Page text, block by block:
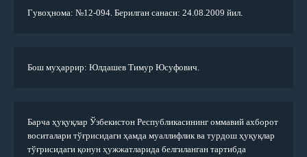
Гувоҳнома: №12-094. Берилган санаси: 24.08.2009 йил.
Бош муҳаррир: Юлдашев Тимур Юсуфович.
Барча ҳуқуқлар Ўзбекистон Республикасининг оммавий ахборот
воситалари тўғрисидаги ҳамда муаллифлик ва турдош ҳуқуқлар
тўғрисидаги қонун ҳужжатларида белгиланган тартибда